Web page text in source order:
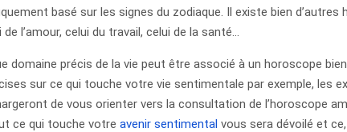
basé sur les signes du zodiaque. Il existe bien
l’amour, celui du travail, celui de la santé…
domaine précis de la vie peut être associé à un horoscope
sur ce qui touche votre vie sentimentale par exemple, les
de vous orienter vers la consultation de l’horoscope
ce qui touche votre avenir sentimental vous sera dévoilé et